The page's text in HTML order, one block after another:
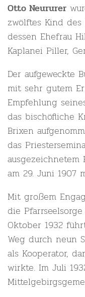
Otto Neururer
zwölftes Kind
dessen Ehefrau
Kaplanei Piller,
Der aufgeweckte
mit sehr gutem
Empfehlung
das bischöfliche
Brixen
das
am 29. Juni 1907
Mit großem
die
Oktober 1932
Weg durch neun
als Kooperator,
wirkte. Im Juli